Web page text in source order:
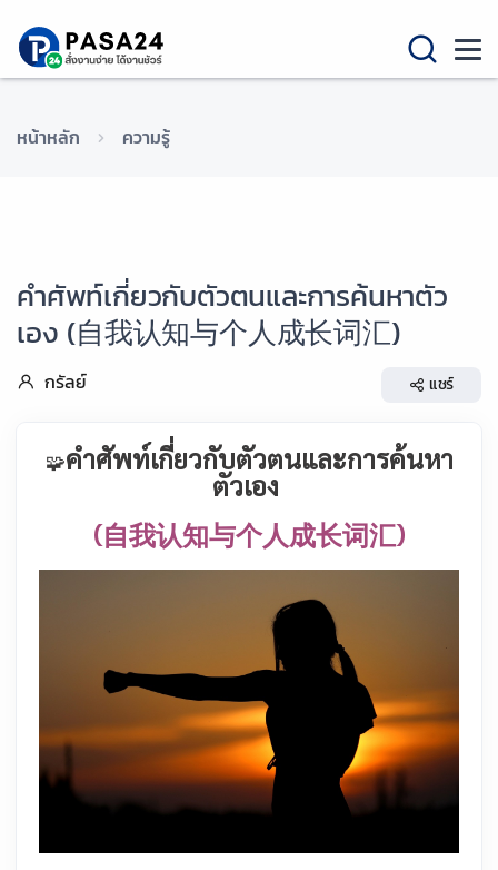
หน้าหลัก ความรู้
คำศัพท์เกี่ยวกับตัวตนและการค้นหาตัว
เอง (自我认知与个人成长词汇)
กรัลย์ แชร์
🧩คำศัพท์เกี่ยวกับตัวตนและการค้นหา
ตัวเอง
(自我认知与个人成长词汇)